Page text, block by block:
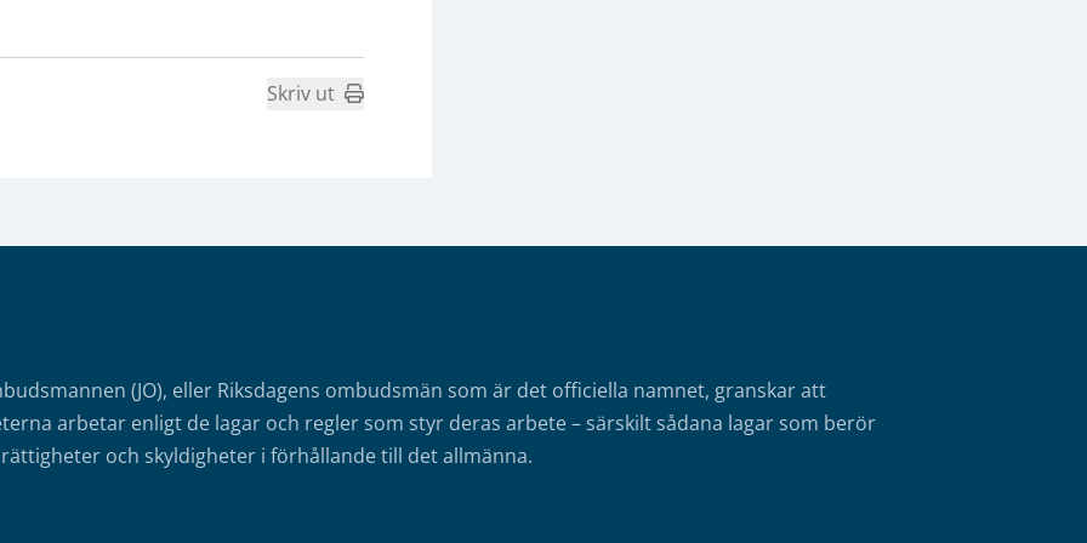
Skriv ut
(JO), eller Riksdagens ombudsmän som är det officiella namnet, granskar att
arbetar enligt de lagar och regler som styr deras arbete – särskilt sådana lagar som berör
och skyldigheter i förhållande till det allmänna.